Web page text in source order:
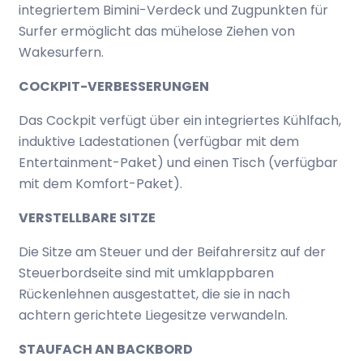
integriertem Bimini-Verdeck und Zugpunkten für
Surfer ermöglicht das mühelose Ziehen von
Wakesurfern.
COCKPIT-VERBESSERUNGEN
Das Cockpit verfügt über ein integriertes Kühlfach,
induktive Ladestationen (verfügbar mit dem
Entertainment-Paket) und einen Tisch (verfügbar
mit dem Komfort-Paket).
VERSTELLBARE SITZE
Die Sitze am Steuer und der Beifahrersitz auf der
Steuerbordseite sind mit umklappbaren
Rückenlehnen ausgestattet, die sie in nach
achtern gerichtete Liegesitze verwandeln.
STAUFACH AN BACKBORD